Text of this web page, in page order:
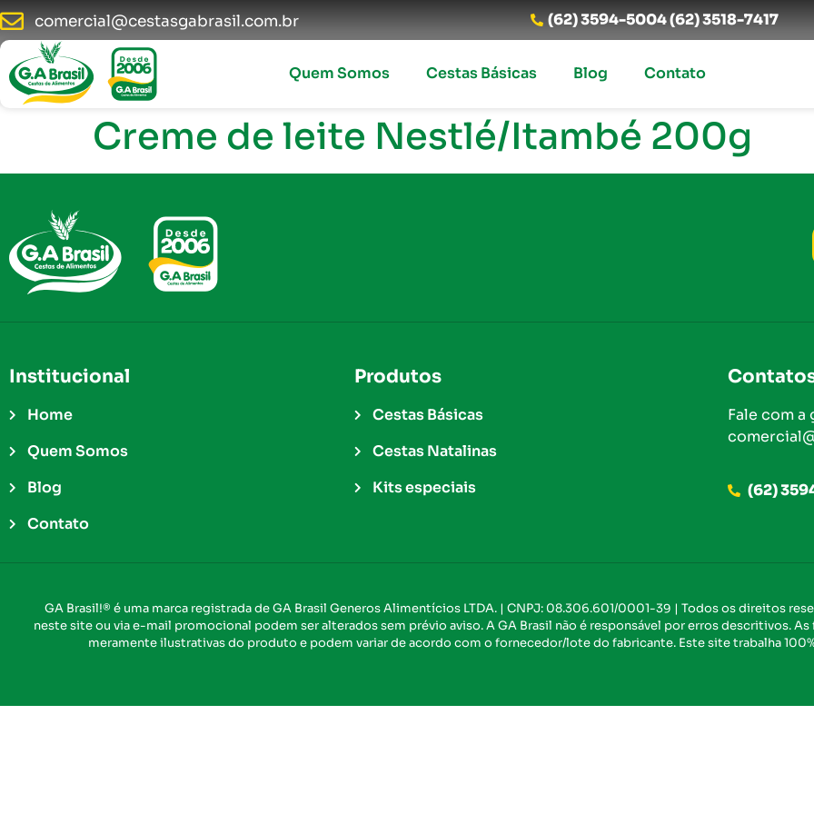
comercial@cestasgabrasil.com.br (62) 3594-5004 (62) 3518-7417
Quem Somos Cestas Básicas Blog Contato
Creme de leite Nestlé/Itambé 200g
Institucional
Home
Quem Somos
Blog
Contato
Produtos
Cestas Básicas
Cestas Natalinas
Kits especiais
Fale com a
(62)
GA Brasil!® é uma marca registrada de GA Brasil Generos Alimentícios LTDA. | CNPJ: 08.306.601/0001-39 | Todos os direitos
neste site ou via e-mail promocional podem ser alterados sem prévio aviso. A GA Brasil não é responsável por erros descritivos.
meramente ilustrativas do produto e podem variar de acordo com o fornecedor/lote do fabricante. Este site trabalha